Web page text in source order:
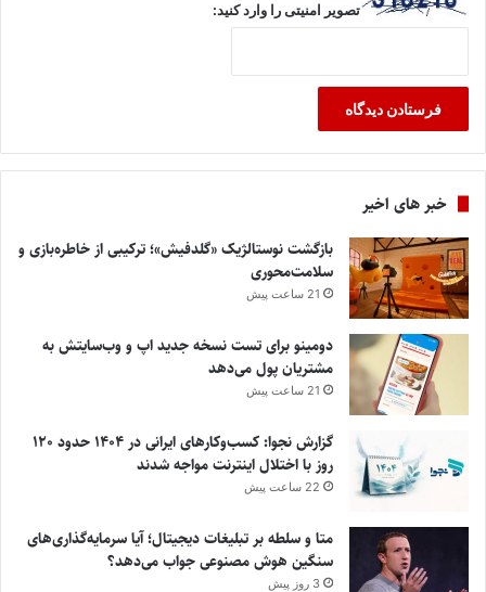
تصویر امنیتی را وارد کنید:
خبر های اخیر
بازگشت نوستالژیک «گلدفیش»؛ ترکیبی از خاطره‌بازی و
سلامت‌محوری
21 ساعت پیش
دومینو برای تست نسخه جدید اپ و وب‌سایتش به
مشتریان پول می‌دهد
21 ساعت پیش
گزارش نجوا: کسب‌وکارهای ایرانی در ۱۴۰۴ حدود ۱۲۰
روز با اختلال اینترنت مواجه شدند
22 ساعت پیش
متا و سلطه بر تبلیغات دیجیتال؛ آیا سرمایه‌گذاری‌های
سنگین هوش مصنوعی جواب می‌دهد؟
3 روز پیش